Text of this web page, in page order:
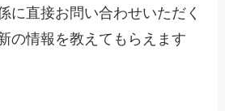
に直接お問い合わせいただく
の情報を教えてもらえます